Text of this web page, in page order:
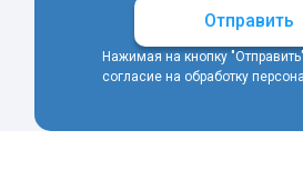
Отправить
Нажимая на кнопку
согласие на обработку